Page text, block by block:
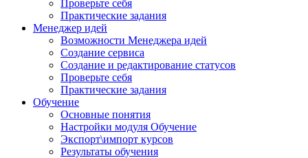
Проверьте себя
Практические задания
Менеджер идей
Возможности Менеджера идей
Создание сервиса
Создание и редактирование статусов
Проверьте себя
Практические задания
Обучение
Основные понятия
Настройки модуля Обучение
Экспорт\импорт курсов
Результаты обучения